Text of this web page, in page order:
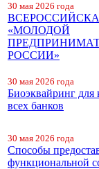
30 мая 2026 года
«МОЛОДОЙ
РОССИИ»
30 мая 2026 года
Биоэквайринг для
всех банков
30 мая 2026 года
Способы
функциональной